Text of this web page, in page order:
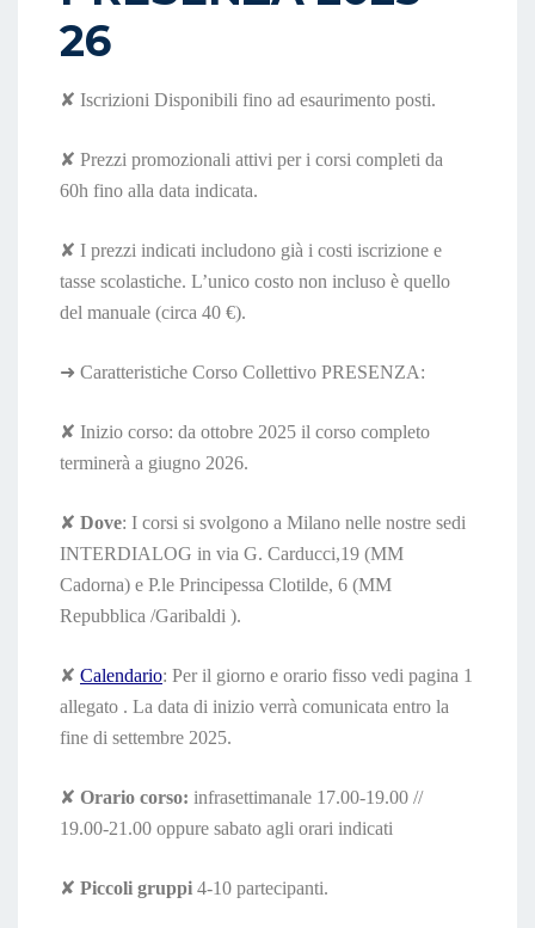
26
✘ Iscrizioni Disponibili fino ad esaurimento posti.
✘ Prezzi promozionali attivi per i corsi completi da
60h fino alla data indicata.
✘ I prezzi indicati includono già i costi iscrizione e
tasse scolastiche. L’unico costo non incluso è quello
del manuale (circa 40 €).
➜ Caratteristiche Corso Collettivo PRESENZA:
✘ Inizio corso: da ottobre 2025 il corso completo
terminerà a giugno 2026.
✘ Dove: I corsi si svolgono a Milano nelle nostre sedi
INTERDIALOG in via G. Carducci,19 (MM
Cadorna) e P.le Principessa Clotilde, 6 (MM
Repubblica /Garibaldi ).
✘ Calendario: Per il giorno e orario fisso vedi pagina 1
allegato . La data di inizio verrà comunicata entro la
fine di settembre 2025.
✘ Orario corso: infrasettimanale 17.00-19.00 //
19.00-21.00 oppure sabato agli orari indicati
✘ Piccoli gruppi 4-10 partecipanti.